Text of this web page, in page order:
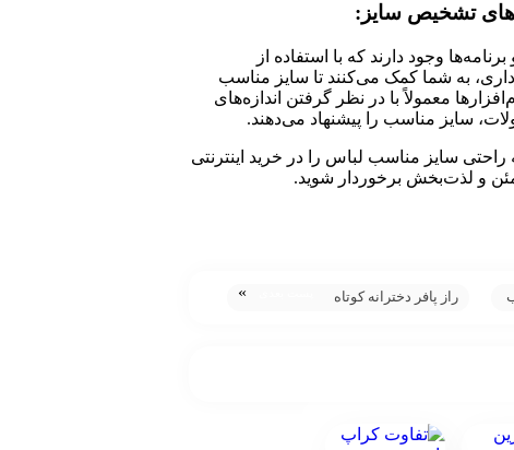
تشخیص سایز:
وجود دارند که با استفاده از
به شما کمک می‌کنند تا سایز مناسب
معمولاً با در نظر گرفتن اندازه‌های
سایز مناسب را پیشنهاد می‌دهند.
راحتی سایز مناسب لباس را در خرید اینترنتی
و لذت‌بخش برخوردار شوید.
راز پافر دخترانه کوتاه
»